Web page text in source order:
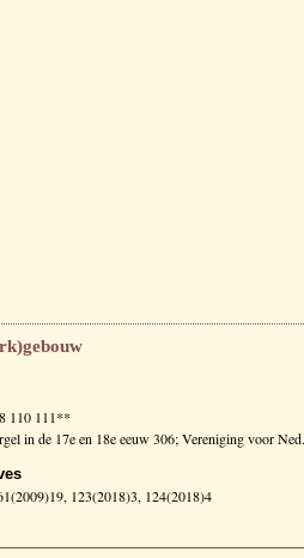
110 111**
in de 17e en 18e eeuw 306; Vereniging voor
123(2018)3, 124(2018)4